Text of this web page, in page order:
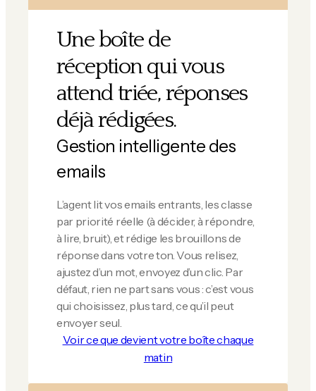
Une boîte de
réception qui vous
attend triée, réponses
déjà rédigées.
Gestion intelligente des
emails
L’agent lit vos emails entrants, les classe
par priorité réelle (à décider, à répondre,
à lire, bruit), et rédige les brouillons de
réponse dans votre ton. Vous relisez,
ajustez d’un mot, envoyez d’un clic. Par
défaut, rien ne part sans vous : c’est vous
qui choisissez, plus tard, ce qu’il peut
envoyer seul.
Voir ce que devient votre boîte chaque
matin